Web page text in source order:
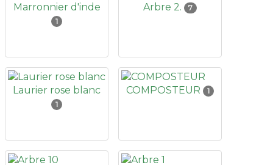
Marronnier d'inde
1
Arbre 2. 7
Laurier rose blanc
1
COMPOSTEUR 1